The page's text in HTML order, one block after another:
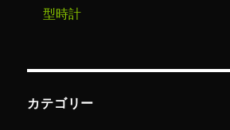
型時計
カテゴリー